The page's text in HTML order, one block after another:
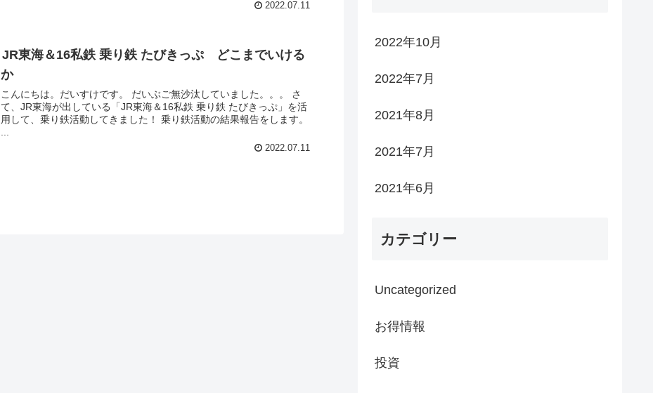
2022.07.11
JR東海＆16私鉄 乗り鉄 たびきっぷ どこまでいける
か
こんにちは。だいすけです。 だいぶご無沙汰していました。。。 さ
て、JR東海が出している「JR東海＆16私鉄 乗り鉄 たびきっぷ」を活
用して、乗り鉄活動してきました！ 乗り鉄活動の結果報告をします。
2022.07.11
2022年10月
2022年7月
2021年8月
2021年7月
2021年6月
カテゴリー
Uncategorized
お得情報
投資